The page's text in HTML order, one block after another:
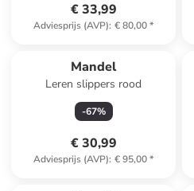
€ 33,99
Adviesprijs (AVP): € 80,00*
Mandel
Leren slippers rood
-67%
€ 30,99
Adviesprijs (AVP): € 95,00*